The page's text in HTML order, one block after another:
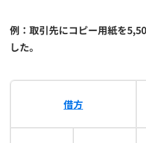
例：取引先にコピー用紙を
した｡
借方